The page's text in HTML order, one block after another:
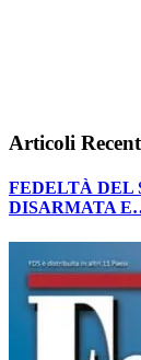
Articoli
FEDELTÀ DEL
DISARMATA